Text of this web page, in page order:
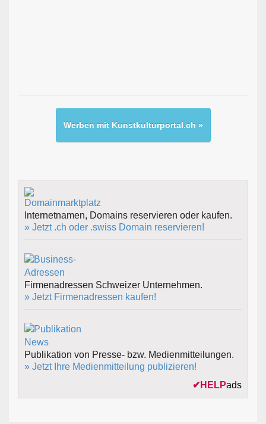
Werben mit Kunstkulturportal.ch »
Internetnamen, Domains reservieren oder kaufen.
» Jetzt .ch oder .swiss Domain reservieren!
Firmenadressen Schweizer Unternehmen.
» Jetzt Firmenadressen kaufen!
Publikation von Presse- bzw. Medienmitteilungen.
» Jetzt Ihre Medienmitteilung publizieren!
✔ HELPads